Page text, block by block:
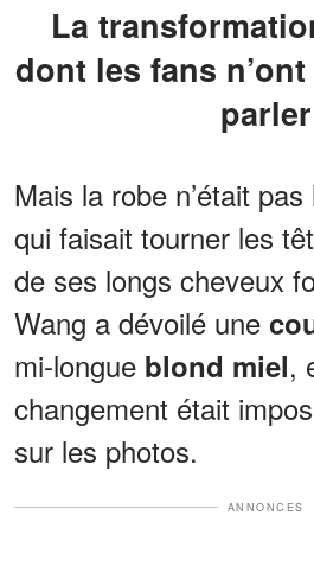
La transformation capillaire
dont les fans
parler
Mais la robe n’était
qui faisait tourner les
de ses longs cheveux
Wang a dévoilé une
mi-longue blond miel,
changement était
sur les photos.
ANNONCES